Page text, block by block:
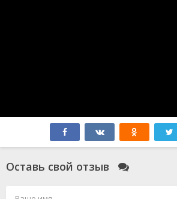
Оставь свой отзыв